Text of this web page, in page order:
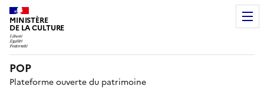
MINISTÈRE
DE LA CULTURE
POP
Plateforme ouverte du patrimoine